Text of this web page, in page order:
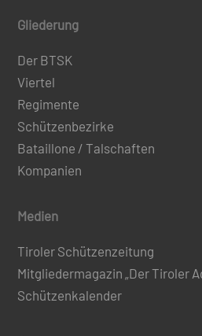
Gliederung
Der BTSK
Viertel
Regimente
Schützenbezirke
Bataillone / Talschaften
Kompanien
Medien
Tiroler Schützenzeitung
Mitgliedermagazin „Der Tiroler
Schützenkalender